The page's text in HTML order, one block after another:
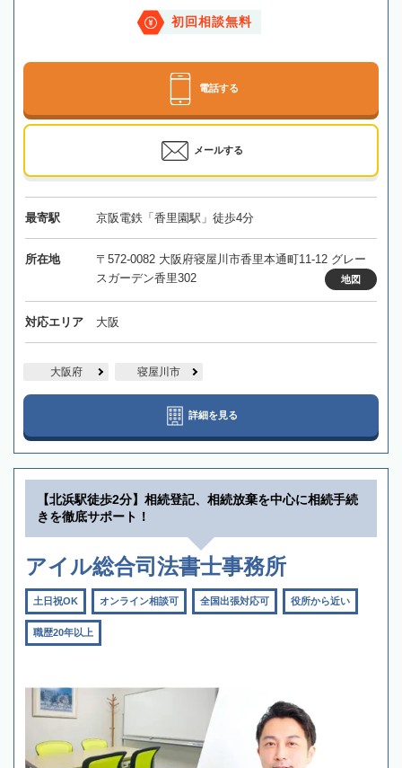
初回相談無料
電話する
メールする
最寄駅 京阪電鉄「香里園駅」徒歩4分
所在地
〒572-0082 大阪府寝屋川市香里本通町11-12 グレー
スガーデン香里302
地図
対応エリア 大阪
大阪府 寝屋川市
詳細を見る
【北浜駅徒歩2分】相続登記、相続放棄を中心に相続手続
きを徹底サポート！
アイル総合司法書士事務所
土日祝OK オンライン相談可 全国出張対応可 役所から近い
職歴20年以上